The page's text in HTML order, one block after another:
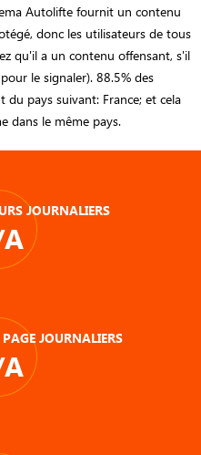
Autolifte fournit un contenu
donc les utilisateurs de tous
qu'il a un contenu offensant, s'il
le signaler). 88.5% des
pays suivant: France; et cela
dans le même pays.
JOURNALIERS
JOURNALIERS